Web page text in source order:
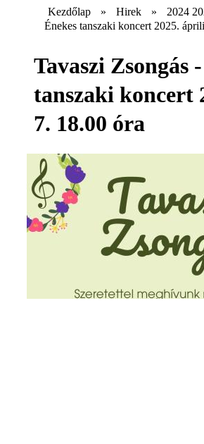
Kezdőlap » Hirek » 2024
Énekes tanszaki koncert 2025.
Tavaszi Zsongás
tanszaki koncert
7. 18.00 óra